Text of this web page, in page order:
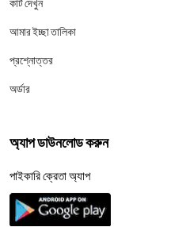
আমার ইচ্ছা তালিকা
প্রশ্নোত্তর
অর্ডার
অ্যাপ ডাউনলোড করুন
পাইকারি ক্রেতা অ্যাপ